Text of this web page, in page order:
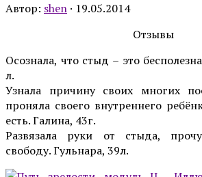
Автор: shen · 19.05.2014
Отзывы
Осознала, что стыд – это
л.
Узнала причину своих многих
проняла своего внутреннего
есть. Галина, 43г.
Развязала руки от стыда,
свободу. Гульнара, 39л.